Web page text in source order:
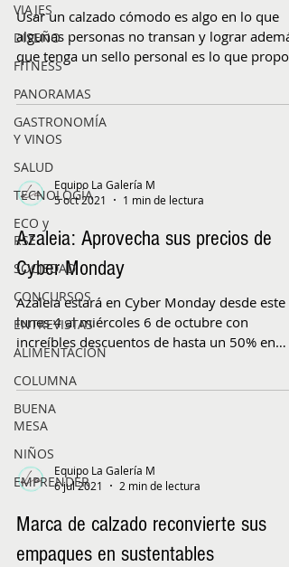
VIAJES
DISEÑO
FITNESS
PANORAMAS
GASTRONOMÍA
Y VINOS
SALUD
TECNOLOGÍA
ECO y
RSE
SOCIEDAD
CONCURSOS
ENTREVISTAS
ALIMENTACIÓN
COLUMNA
BUENA
MESA
NIÑOS
EMPRENDER
Usar un calzado cómodo es algo en lo que
algunas personas no transan y lograr además
que tenga un sello personal es lo que
la...
Equipo La Galería M
5 oct 2021
1 min de lectura
Azaleia: Aprovecha sus precios de
Cyber Monday
Azaleia estará en Cyber Monday desde este
lunes 4 al miércoles 6 de octubre con
increíbles descuentos de hasta un 50% en
todos sus...
Equipo La Galería M
6 jul 2021
2 min de lectura
Marca de calzado reconvierte sus
empaques en sustentables